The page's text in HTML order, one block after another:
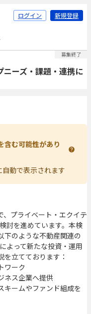
ログイン 新規登録
募集終了
ニーズ・課題・連携に
含む可能性があり
動で表示されます
、プライベート・エクイテ
討を進めています。本検
下のような不動産関連の
よって新たな投資・運用
立てております：
ワーク
ネス企業へ提供
ームやファンド組成を